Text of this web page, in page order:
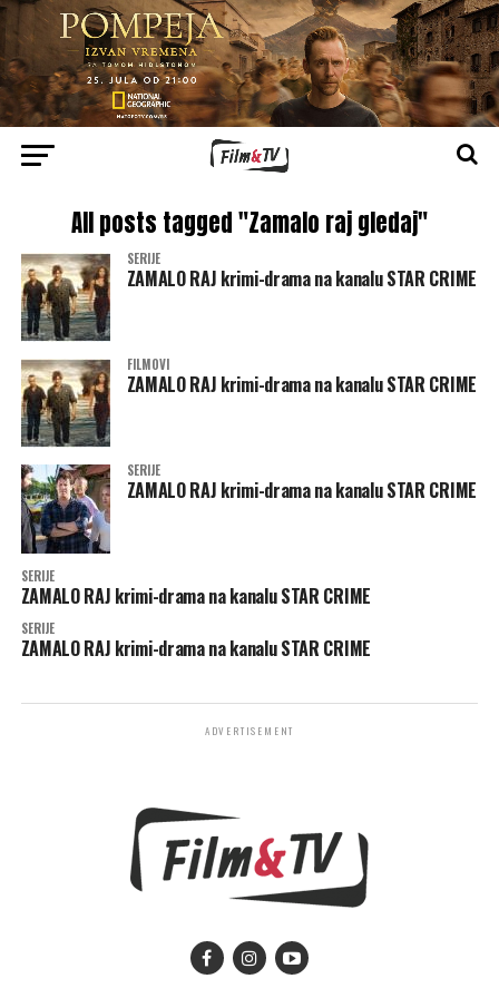
All posts tagged "Zamalo raj gledaj"
SERIJE
ZAMALO RAJ krimi-drama na kanalu STAR CRIME
FILMOVI
ZAMALO RAJ krimi-drama na kanalu STAR CRIME
SERIJE
ZAMALO RAJ krimi-drama na kanalu STAR CRIME
SERIJE
ZAMALO RAJ krimi-drama na kanalu STAR CRIME
SERIJE
ZAMALO RAJ krimi-drama na kanalu STAR CRIME
ADVERTISEMENT